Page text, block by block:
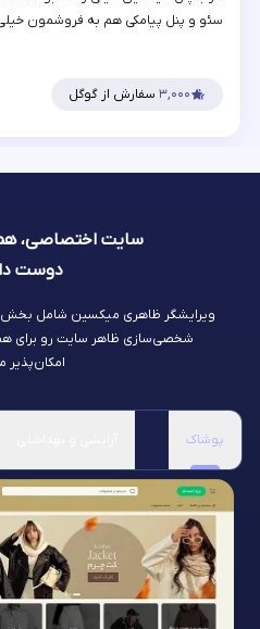
سئو و پنل پیامکی هم به فروشمون
۳,۰۰۰ سفارش از گوگل
سایت اختصاصی،
دوست
ویرایشگر ظاهری میکسین شامل
شخصی‌سازی ظاهر سایت رو برای
امکان‌پذیر
پوشاک